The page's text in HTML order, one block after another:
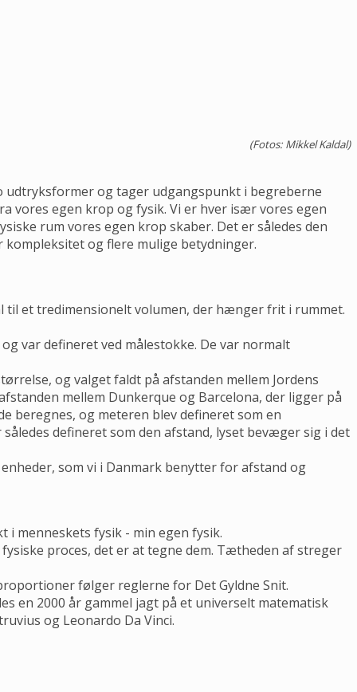
(Fotos: Mikkel Kaldal)
og tager udgangspunkt i begreberne
vores egen krop og fysik. Vi er hver især vores egen
rum vores egen krop skaber. Det er således den
og flere mulige betydninger.
til et tredimensionelt volumen, der hænger frit i rummet.
var defineret ved målestokke. De var normalt
og valget faldt på afstanden mellem Jordens
mellem Dunkerque og Barcelona, der ligger på
beregnes, og meteren blev defineret som en
defineret som den afstand, lyset bevæger sig i det
som vi i Danmark benytter for afstand og
menneskets fysik - min egen fysik.
proces, det er at tegne dem. Tætheden af streger
følger reglerne for Det Gyldne Snit.
en 2000 år gammel jagt på et universelt matematisk
og Leonardo Da Vinci.